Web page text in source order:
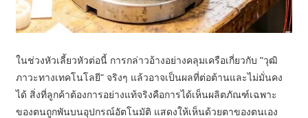
ในช่วงหัวเลี้ยวหัวต่อนี้ การกล่าวอ้างอย่างคลุมเครือเกี่ยวกับ "วุฒิ
ภาวะทางเทคโนโลยี" จริงๆ แล้วอาจเป็นผลที่ต่อต้านและไม่มั่นคง
ได้ สิ่งที่ลูกค้าต้องการอย่างแท้จริงคือการได้เห็นผลิตภัณฑ์เฉพาะ
ของตนถูกพันบนอุปกรณ์อัตโนมัติ แสดงให้เห็นด้วยตาของตนเอง